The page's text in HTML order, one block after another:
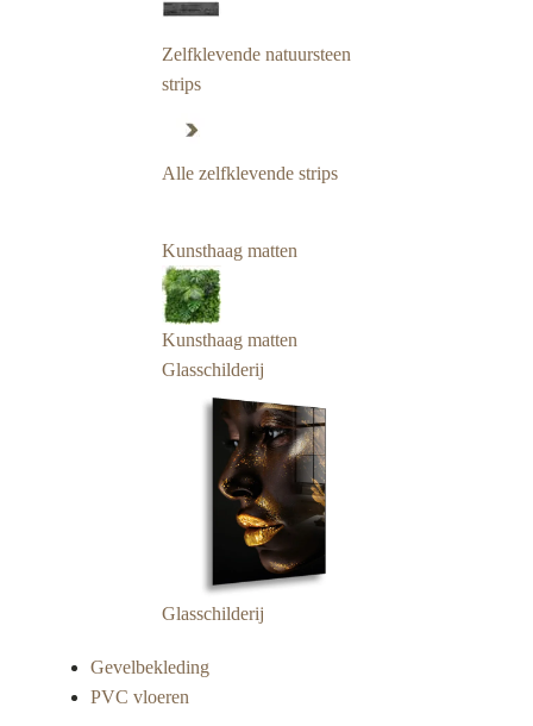
Zelfklevende natuursteen
strips
Alle zelfklevende strips
Kunsthaag matten
Kunsthaag matten
Glasschilderij
Glasschilderij
Gevelbekleding
PVC vloeren